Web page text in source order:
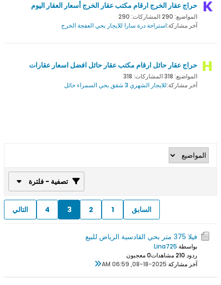
حراج عقار الخرج ارقام مكتب عقار الخرج أسعار العقار اليوم
المواضيع: 290 المشاركات: 290
آخر مشاركة:استراحة درة سارا للايجار بحي العفجة الخرج
حراج عقار حائل ارقام مكتب عقار حائل افضل اسعار عقارات
المواضيع: 318 المشاركات: 318
آخر مشاركة:للايجار الشهري 3 شقق بحي السمراء حائل
تصفية - فلترة
السابق 1
2
3
4 التالي
فيلا 375 متر بحي القادسية الرياض للبيع
بواسطة Lina725
ردود 0
21 مشاهدات
0 معجبون
آخر مشاركة 08-18-2025, 06:59 AM